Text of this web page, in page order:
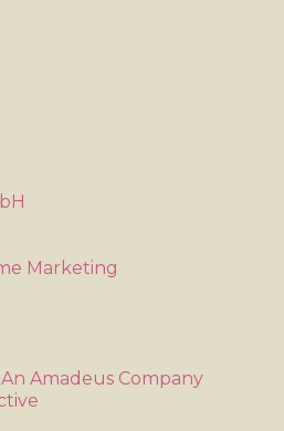
Marketing
Amadeus Company